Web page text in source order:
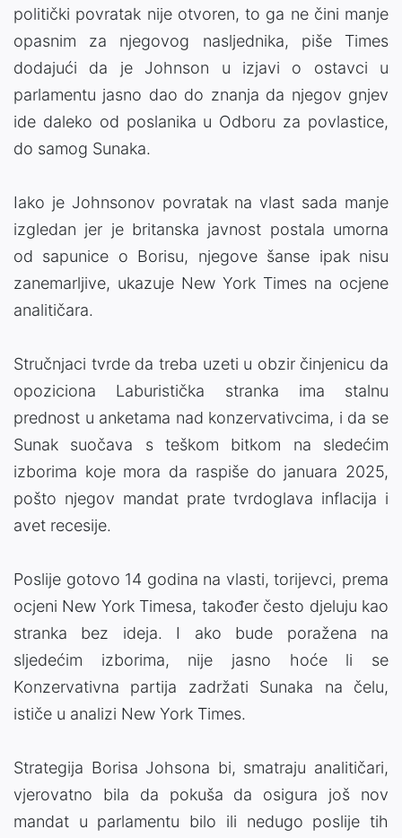
politički povratak nije otvoren, to ga ne čini manje
opasnim za njegovog nasljednika, piše Times
dodajući da je Johnson u izjavi o ostavci u
parlamentu jasno dao do znanja da njegov gnjev
ide daleko od poslanika u Odboru za povlastice,
do samog Sunaka.
Iako je Johnsonov povratak na vlast sada manje
izgledan jer je britanska javnost postala umorna
od sapunice o Borisu, njegove šanse ipak nisu
zanemarljive, ukazuje New York Times na ocjene
analitičara.
Stručnjaci tvrde da treba uzeti u obzir činjenicu da
opoziciona Laburistička stranka ima stalnu
prednost u anketama nad konzervativcima, i da se
Sunak suočava s teškom bitkom na sledećim
izborima koje mora da raspiše do januara 2025,
pošto njegov mandat prate tvrdoglava inflacija i
avet recesije.
Poslije gotovo 14 godina na vlasti, torijevci, prema
ocjeni New York Timesa, također često djeluju kao
stranka bez ideja. I ako bude poražena na
sljedećim izborima, nije jasno hoće li se
Konzervativna partija zadržati Sunaka na čelu,
ističe u analizi New York Times.
Strategija Borisa Johsona bi, smatraju analitičari,
vjerovatno bila da pokuša da osigura još nov
mandat u parlamentu bilo ili nedugo poslije tih